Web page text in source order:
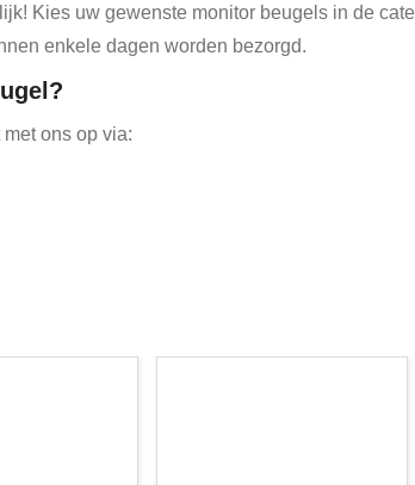
Kies uw gewenste monitor beugels in de
enkele dagen worden bezorgd.
ons op via: